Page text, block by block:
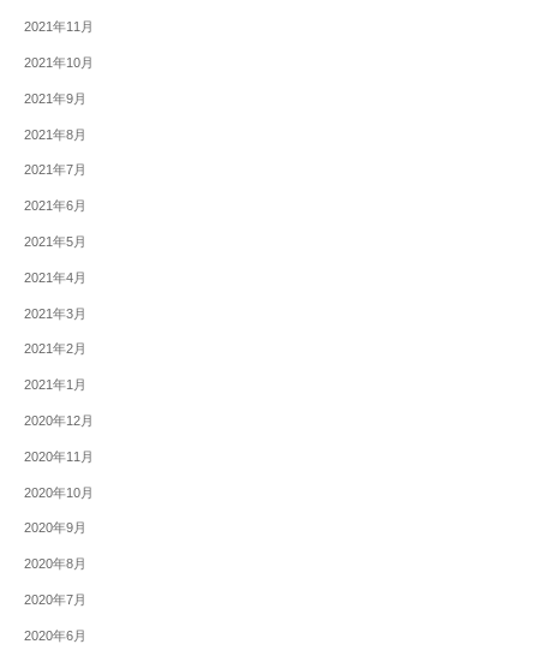
2021年11月
2021年10月
2021年9月
2021年8月
2021年7月
2021年6月
2021年5月
2021年4月
2021年3月
2021年2月
2021年1月
2020年12月
2020年11月
2020年10月
2020年9月
2020年8月
2020年7月
2020年6月